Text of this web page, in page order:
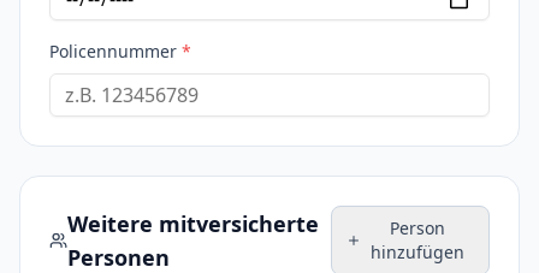
Policennummer *
Weitere mitversicherte
Personen
Person
hinzufügen